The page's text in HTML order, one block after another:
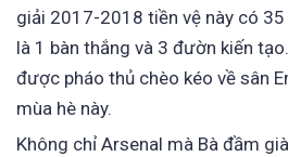
giải 2017-2018 tiền vệ này có 35
là 1 bàn thắng và 3 đườn kiến
được pháo thủ chèo kéo về sân
mùa hè này.
Không chỉ Arsenal mà Bà đầm